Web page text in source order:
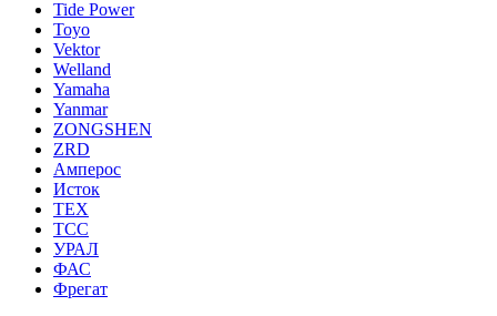
Tide Power
Toyo
Vektor
Welland
Yamaha
Yanmar
ZONGSHEN
ZRD
Амперос
Исток
ТЕХ
ТСС
УРАЛ
ФАС
Фрегат